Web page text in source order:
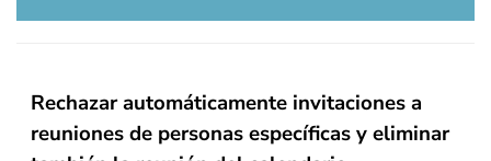
Rechazar automáticamente invitaciones a
reuniones de personas específicas y eliminar